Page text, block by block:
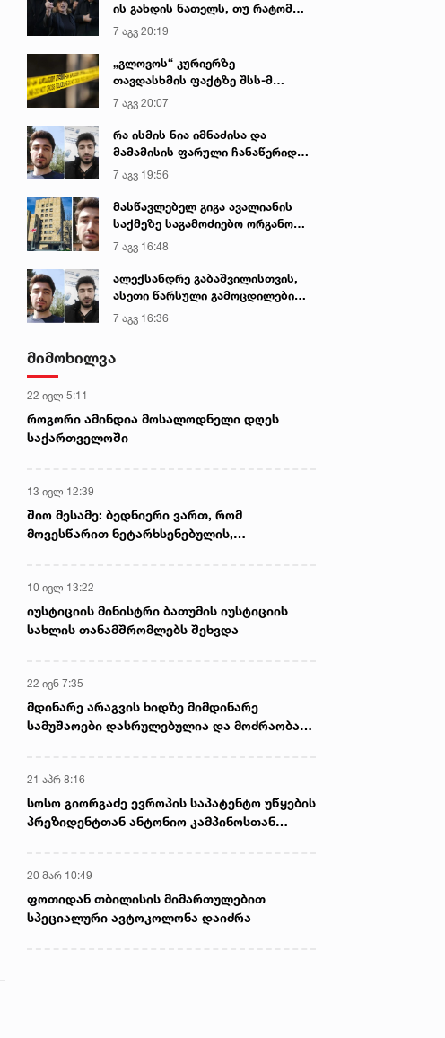
ის გახდის ნათელს, თუ რატომ
იყო ნია იმნაძე წამქეზებელი...“ -
გიგა ავალიანის დედა
7 აგვ 20:19
„გლოვოს“ კურიერზე
თავდასხმის ფაქტზე შსს-მ
გამოძიება დაიწყო
7 აგვ 20:07
რა ისმის ნია იმნაძისა და
მამამისის ფარული ჩანაწერიდან
- გიგა ავალიანის მკვლელობის
საქმე
7 აგვ 19:56
მასწავლებელ გიგა ავალიანის
საქმეზე საგამოძიებო ორგანო
დაკავებულ არასრულწლოვნებს -
ნია იმნაძესა და ანასტასია
ბერუაშვილს 30 დღის
განმავლობაში ფარულად
7 აგვ 16:48
ალექსანდრე გაბაშვილისთვის,
ასეთი წარსული გამოცდილების
ადამიანისთვის ინფორმაციის
მიწოდება, რომ მასწავლებელი
ფაქტობრივად, წაქეზება იყო -
7 აგვ 16:36
მიმოხილვა
22 ივლ 5:11
როგორი ამინდია მოსალოდნელი დღეს
საქართველოში
13 ივლ 12:39
შიო მესამე: ბედნიერი ვართ, რომ
მოვესწარით ნეტარხსენებულის,
10 ივლ 13:22
იუსტიციის მინისტრი ბათუმის იუსტიციის
სახლის თანამშრომლებს შეხვდა
22 ივნ 7:35
მდინარე არაგვის ხიდზე მიმდინარე
სამუშაოები დასრულებულია და მოძრაობა
21 აპრ 8:16
სოსო გიორგაძე ევროპის საპატენტო უწყების
პრეზიდენტთან ანტონიო კამპინოსთან
20 მარ 10:49
ფოთიდან თბილისის მიმართულებით
სპეციალური ავტოკოლონა დაიძრა